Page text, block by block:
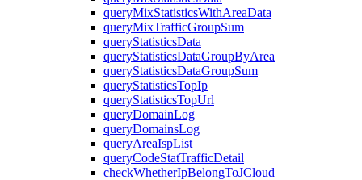
queryMixStatisticsWithAreaData
queryMixTrafficGroupSum
queryStatisticsData
queryStatisticsDataGroupByArea
queryStatisticsDataGroupSum
queryStatisticsTopIp
queryStatisticsTopUrl
queryDomainLog
queryDomainsLog
queryAreaIspList
queryCodeStatTrafficDetail
checkWhetherIpBelongToJCloud